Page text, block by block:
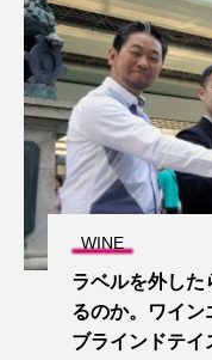
WINE
ラベルを外した
るのか。ワイン
ブラインドテイ